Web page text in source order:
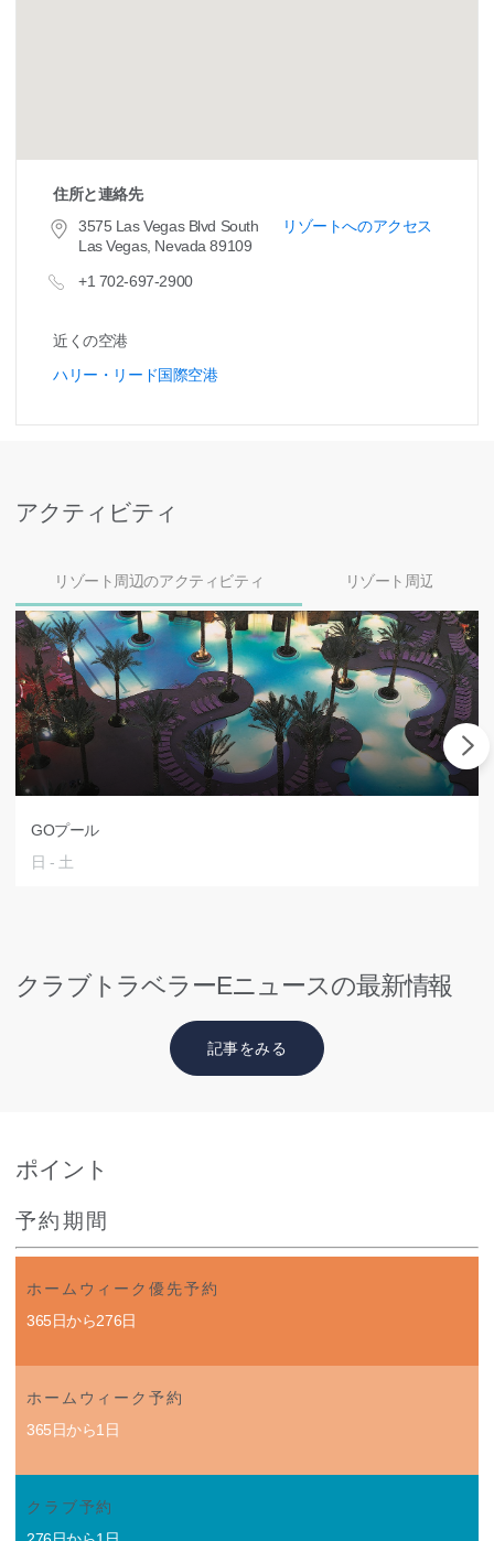
住所と連絡先
リゾートへのアクセス
3575 Las Vegas Blvd South
Las Vegas, Nevada 89109
+1 702-697-2900
近くの空港
ハリー・リード国際空港
アクティビティ
リゾート周辺のアクティビティ リゾート周辺のダイ
GOプール
日 - 土
クラブトラベラーEニュースの最新情報
記事をみる
ポイント
予約期間
ホームウィーク優先予約
365日から276日
ホームウィーク予約
365日から1日
クラブ予約